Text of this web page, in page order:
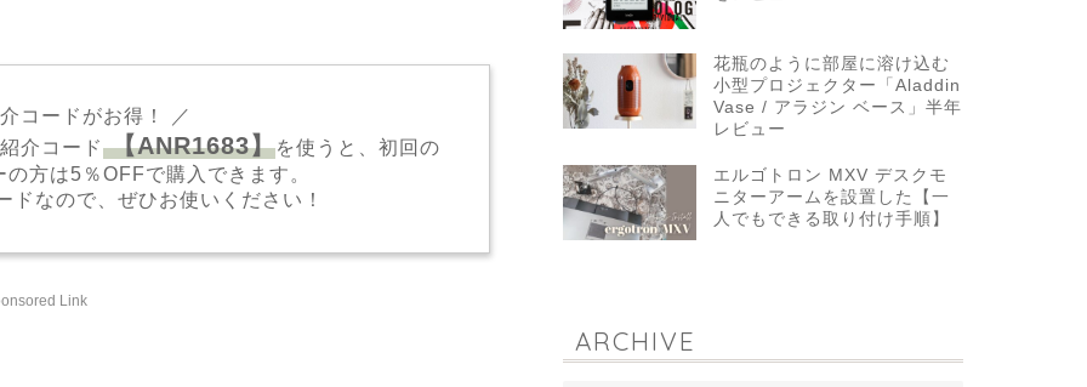
コードがお得！ ／
介コード【ANR1683】を使うと、初回の
方は5％OFFで購入できます。
ドなので、ぜひお使いください！
Link
花瓶のように部屋に溶け込む
小型プロジェクター「Aladdin
Vase / アラジン ベース」半年
レビュー
エルゴトロン MXV デスクモ
ニターアームを設置した【一
人でもできる取り付け手順】
ARCHIVE